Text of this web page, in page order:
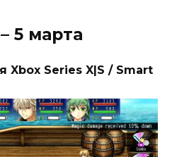
5 марта
Xbox Series X|S / Smart